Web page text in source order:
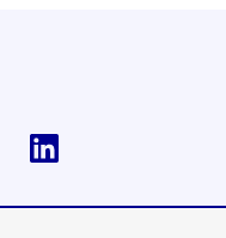
youtube